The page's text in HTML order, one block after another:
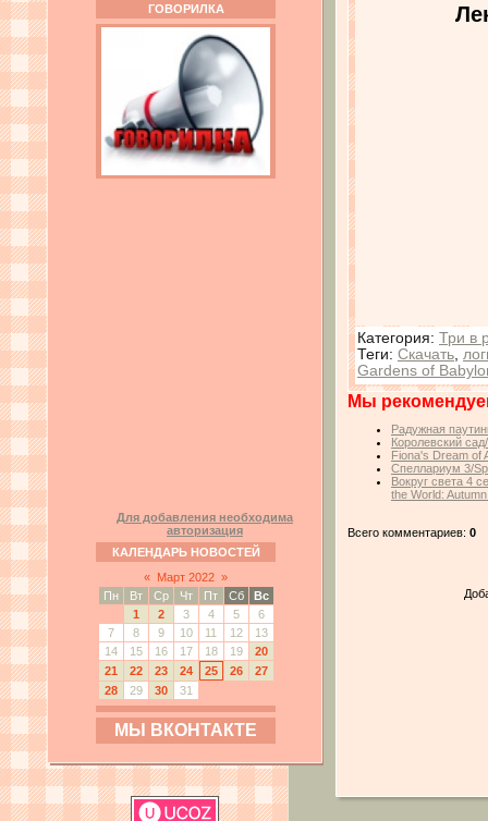
ГОВОРИЛКА
Для добавления необходима
авторизация
КАЛЕНДАРЬ НОВОСТЕЙ
« Март 2022 »
Пн
Вт Ср Чт Пт Сб
Вс
1
2 3 4 5
6
7
8 9 10 11 12
13
14
15 16 17 18 19
20
21
22 23 24 25 26
27
28
29 30 31
МЫ ВКОНТАКТЕ
Категория: Три в
Теги: Скачать
Gardens of
Мы
Радужная
Королевский
Fiona's Dream of
Спеллариум 3/
Вокруг света 4
the World:
Всего комментариев: 0